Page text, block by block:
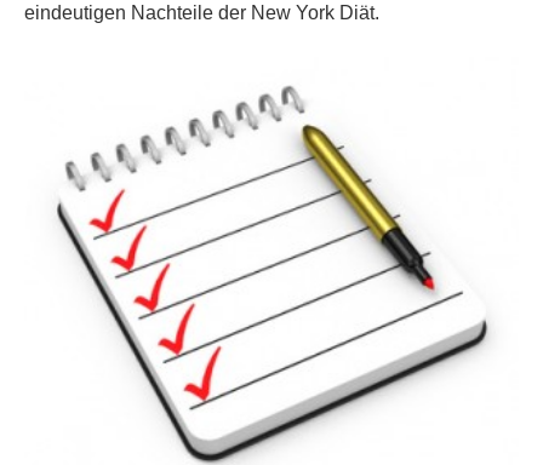
eindeutigen Nachteile der New York Diät.